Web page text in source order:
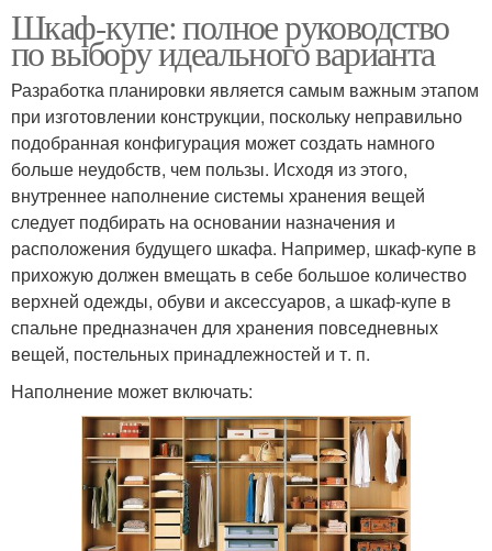
Шкаф-купе: полное руководство
по выбору идеального варианта
Разработка планировки является самым важным этапом
при изготовлении конструкции, поскольку неправильно
подобранная конфигурация может создать намного
больше неудобств, чем пользы. Исходя из этого,
внутреннее наполнение системы хранения вещей
следует подбирать на основании назначения и
расположения будущего шкафа. Например, шкаф-купе в
прихожую должен вмещать в себе большое количество
верхней одежды, обуви и аксессуаров, а шкаф-купе в
спальне предназначен для хранения повседневных
вещей, постельных принадлежностей и т. п.
Наполнение может включать: